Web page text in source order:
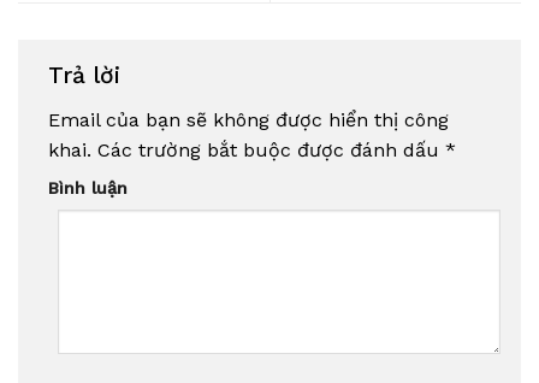
Trả lời
Email của bạn sẽ không được hiển thị công
khai. Các trường bắt buộc được đánh dấu *
Bình luận